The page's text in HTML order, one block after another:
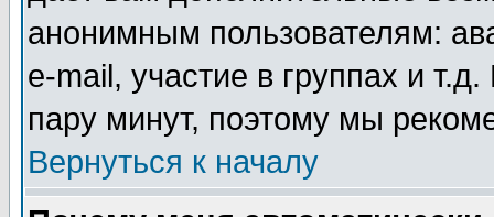
анонимным пользователям:
e-mail, участие в группах и
пару минут, поэтому мы
Вернуться к началу